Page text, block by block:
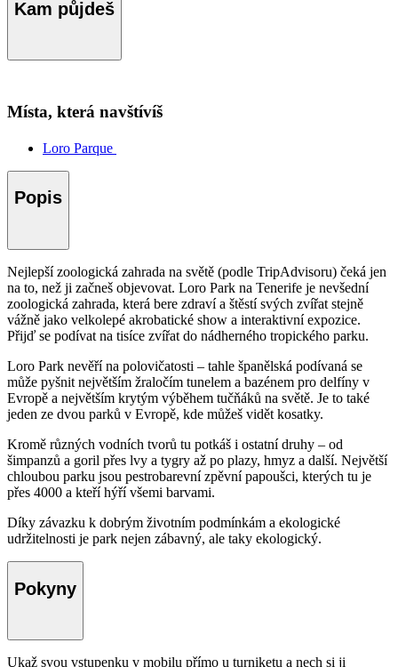
Kam půjdeš
Místa, která navštívíš
Loro Parque
Popis
Nejlepší zoologická zahrada na světě (podle TripAdvisoru) čeká jen
na to, než ji začneš objevovat. Loro Park na Tenerife je nevšední
zoologická zahrada, která bere zdraví a štěstí svých zvířat stejně
vážně jako velkolepé akrobatické show a interaktivní expozice.
Přijď se podívat na tisíce zvířat do nádherného tropického parku.
Loro Park nevěří na polovičatosti – tahle španělská podívaná se
může pyšnit největším žraločím tunelem a bazénem pro delfíny v
Evropě a největším krytým výběhem tučňáků na světě. Je to také
jeden ze dvou parků v Evropě, kde můžeš vidět kosatky.
Kromě různých vodních tvorů tu potkáš i ostatní druhy – od
šimpanzů a goril přes lvy a tygry až po plazy, hmyz a další. Největší
chloubou parku jsou pestrobarevní zpěvní papoušci, kterých tu je
přes 4000 a kteří hýří všemi barvami.
Díky závazku k dobrým životním podmínkám a ekologické
udržitelnosti je park nejen zábavný, ale taky ekologický.
Pokyny
Ukaž svou vstupenku v mobilu přímo u turniketu a nech si ji